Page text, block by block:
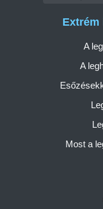
Extrém
A
A
Most a